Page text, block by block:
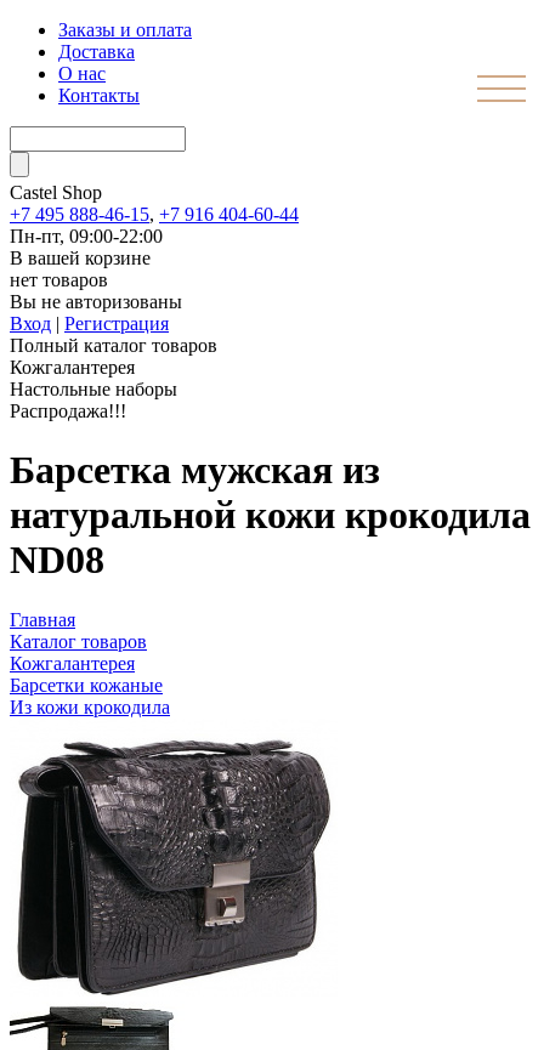
Заказы и оплата
Доставка
О нас
Контакты
Castel Shop
+7 495 888-46-15, +7 916 404-60-44
Пн-пт, 09:00-22:00
В вашей корзине
нет товаров
Вы не авторизованы
Вход | Регистрация
Полный каталог товаров
Кожгалантерея
Настольные наборы
Распродажа!!!
Барсетка мужская из
натуральной кожи крокодила
ND08
Главная
Каталог товаров
Кожгалантерея
Барсетки кожаные
Из кожи крокодила